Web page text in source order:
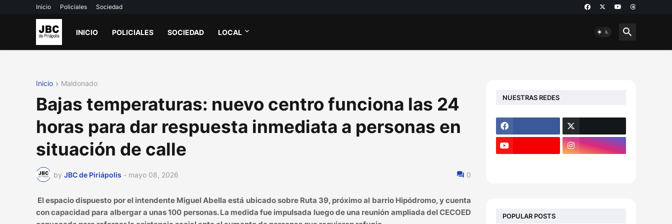
Inicio Policiales Sociedad
INICIO POLICIALES SOCIEDAD LOCAL
Inicio Maldonado
Bajas temperaturas: nuevo centro funciona las 24
horas para dar respuesta inmediata a personas en
situación de calle
by JBC de Piriápolis - mayo 08, 2026 0
El espacio dispuesto por el intendente Miguel Abella está ubicado sobre Ruta 39, próximo al barrio Hipódromo, y cuenta
con capacidad para albergar a unas 100 personas. La medida fue impulsada luego de una reunión ampliada del CECOED
NUESTRAS REDES
POPULAR POSTS